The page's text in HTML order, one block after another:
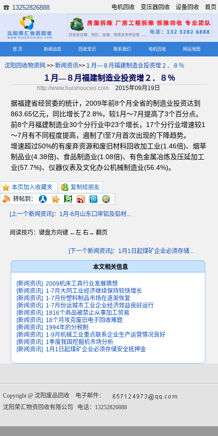
☎ 13252826888 首页
设备回收
变压器回收
电机回收
首 页 新闻动态 回收常识 联系我们 电机回收 网站地图
沈阳回收物资网 >> 新闻资讯>>１月—８月福建制造业投资增２．８％
１月—８月福建制造业投资增２．８％
http://www.huishouceo.com 2015年09月19日
据福建省经贸委的统计，2009年前8个月全省的制造业投资达到
863.65亿元，同比增长了2.8%，较1月～7月提高了3个百分点。
前8个月福建制造业30个分行业中23个增长，17个分行业增速较1
～7月有不同程度提高，遏制了l至7月首次出现的下降趋势。
增速超过50%的有废弃资源和废旧材料回收加工业(1.46倍)、烟草
制品业(4.38倍)、食品制造业(1.08倍)、有色金属冶炼及压延加工
业(57.7%)、仪器仪表及文化办公机械制造业(56.4%)。
本页加入收藏夹
复制给朋友
转帖到：
[上一个新闻资讯]：1月-8月山东口岸铝及铝材...
阅读技巧：键盘方向键 ←左 右→ 翻页
[下一个新闻资讯]：1月1日起煤矿企业必须存储...
本文相关信息
[新闻资讯] 2009机床工具行业发展猜想
[新闻资讯] 1-7月大同工业经济继续保持较快增长
[新闻资讯] 1-7月份塑料制品市场在逐渐恢复
[新闻资讯] 1-7月份运城市工业企业经济效益良好运行
[新闻资讯] 1816个商品被禁止从事加工贸易
[新闻资讯] 18个月攻克废旧电子回收难题
[新闻资讯] 1994年的分税制
[新闻资讯] 1-9月机械工业重点联系企业生产运营情况良好
[新闻资讯] 1季度我国挖掘机市场分析
[新闻资讯] 1月1日起煤矿企业必须存储安全抵押金
Copyright @ 沈阳废品回收 电子邮件：
沈阳荣汇物资回收有限公司 电话：13252826888